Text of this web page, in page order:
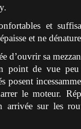
et
et ne
d’ouvrir sa
point de vue
posent
le moteur.
arrivée sur les